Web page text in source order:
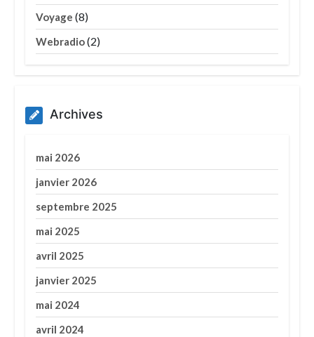
Voyage (8)
Webradio(2)
Archives
mai 2026
janvier 2026
septembre 2025
mai 2025
avril 2025
janvier 2025
mai 2024
avril 2024